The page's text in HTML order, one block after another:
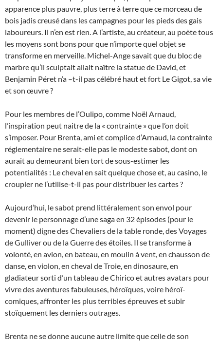
apparence plus pauvre, plus terre à terre que ce morceau de
bois jadis creusé dans les campagnes pour les pieds des gais
laboureurs. Il n’en est rien. A l’artiste, au créateur, au poète tous
les moyens sont bons pour que n’importe quel objet se
transforme en merveille. Michel-Ange savait que du bloc de
marbre qu’il sculptait allait naître la statue de David, et
Benjamin Péret n’a –t-il pas célébré haut et fort Le Gigot, sa vie
et son œuvre ?
Pour les membres de l’Oulipo, comme Noël Arnaud,
l’inspiration peut naitre de la « contrainte » que l’on doit
s’imposer. Pour Brenta, ami et complice d’Arnaud, la contrainte
réglementaire ne serait-elle pas le modeste sabot, dont on
aurait au demeurant bien tort de sous-estimer les
potentialités : Le cheval en sait quelque chose et, au casino, le
croupier ne l’utilise-t-il pas pour distribuer les cartes ?
Aujourd’hui, le sabot prend littéralement son envol pour
devenir le personnage d’une saga en 32 épisodes (pour le
moment) digne des Chevaliers de la table ronde, des Voyages
de Gulliver ou de la Guerre des étoiles. Il se transforme à
volonté, en avion, en bateau, en moulin à vent, en chausson de
danse, en violon, en cheval de Troie, en dinosaure, en
gladiateur sorti d’un tableau de Chirico et autres avatars pour
vivre des aventures fabuleuses, héroïques, voire héroï-
comiques, affronter les plus terribles épreuves et subir
stoïquement les derniers outrages.
Brenta ne se donne aucune autre limite que celle de son